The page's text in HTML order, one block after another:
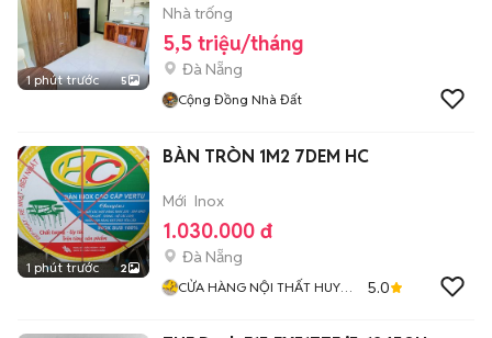
1 phút trước 5
Nhà trống
5,5 triệu/tháng
Đà Nẵng
Cộng Đồng Nhà Đất
1 phút trước 2
BÀN TRÒN 1M2 7DEM HC
Mới Inox
1.030.000 đ
Đà Nẵng
CỬA HÀNG NỘI THẤT HUY
5.0